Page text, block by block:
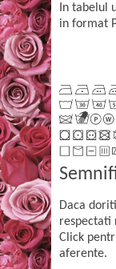
In tabelul
in format
Daca
respectati
Click
aferente.